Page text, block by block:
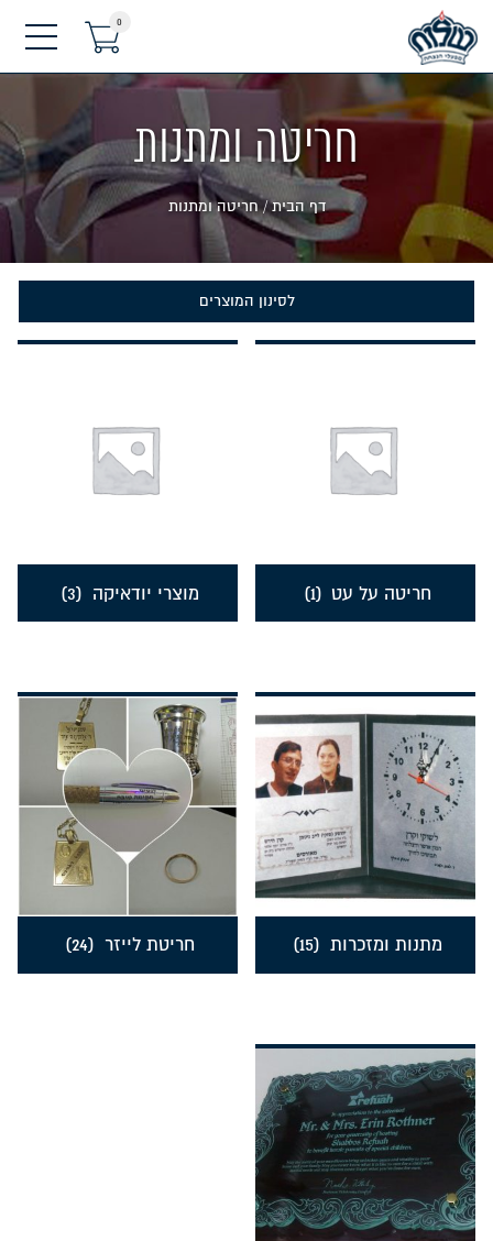
0
תפריט
חריטה ומתנות
דף הבית/חריטה ומתנות
לסינון המוצרים
חריטה על עט (1) מוצרי יודאיקה (3)
מתנות ומזכרות (15) חריטת לייזר (24)